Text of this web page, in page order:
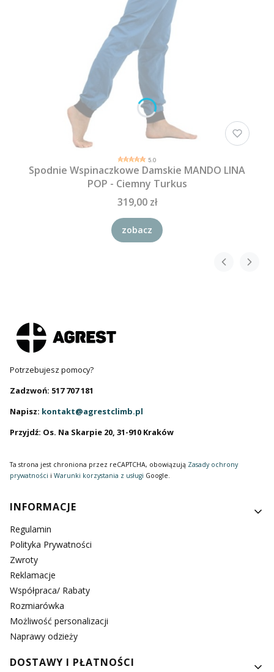
5.0
Spodnie Wspinaczkowe Damskie MANDO LINA
POP - Ciemny Turkus
319,00 zł
zobacz
Potrzebujesz pomocy?
Zadzwoń: 517 707 181
Napisz: kontakt@agrestclimb.pl
Przyjdź: Os. Na Skarpie 20, 31-910 Kraków
Ta strona jest chroniona przez reCAPTCHA, obowiązują Zasady ochrony
prywatności i Warunki korzystania z usługi Google.
Linki w stopce
INFORMACJE
Regulamin
Polityka Prywatności
Zwroty
Reklamacje
Współpraca/ Rabaty
Rozmiarówka
Możliwość personalizacji
Naprawy odzieży
DOSTAWY I PŁATNOŚCI